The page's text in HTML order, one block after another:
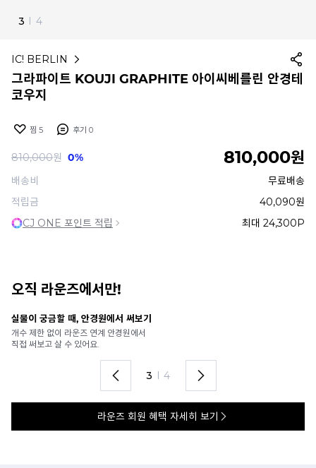
4 I 4
IC! BERLIN
그라파이트 KOUJI GRAPHITE 아이씨베를린 안경테
코우지
찜 5 후기 0
810,000원 0% 810,000원
배송비
무료배송
적립금
40,090원
CJ ONE 포인트 적립
최대 24,300P
오직 라운즈에서만!
안경 렌즈 맞춤까지 한 번에
가까운 안경원으로 배송받아
렌즈 맞춤부터 피팅까지 편하게!
4 I 4
라운즈 회원 혜택 자세히 보기